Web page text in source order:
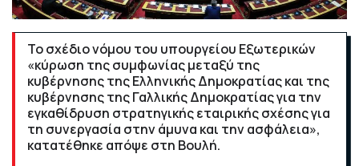
Το σχέδιο νόμου του υπουργείου Εξωτερικών
«κύρωση της συμφωνίας μεταξύ της
κυβέρνησης της Ελληνικής Δημοκρατίας και της
κυβέρνησης της Γαλλικής Δημοκρατίας για την
εγκαθίδρυση στρατηγικής εταιρικής σχέσης για
τη συνεργασία στην άμυνα και την ασφάλεια»,
κατατέθηκε απόψε στη Βουλή.